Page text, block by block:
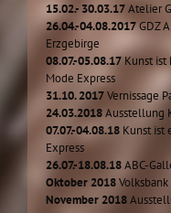
15.02.- 30.03.17Atelier
26.04.-04.08.2017GDZ
Erzgebirge
08.07.-05.08.17Kunst ist
Mode Express
31.10. 2017Vernissage
24.03.2018Ausstellung
07.07.-04.08.18 Kunst ist
Express
26.07.-18.08.18ABC-
Oktober 2018
November 2018